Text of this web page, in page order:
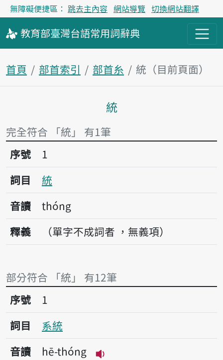
無障礙便捷區： 跳去主內容 網站導覽 切換網站翻譯
教育部臺灣台語常用詞辭典
首頁 部首索引 部首糸 統（目前頁面）
主內容區塊
統
完全符合 「統」 有1筆
序號1統
序號
1
詞目
統
音讀
thóng
釋義
（單字不成詞者 ，無義項）
部分符合 「統」 有12筆
序號1系統
序號
1
詞目
系統
音讀
hē-thóng